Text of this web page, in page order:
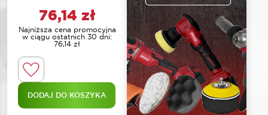
76,14 zł
Najniższa cena promocyjna
w ciągu ostatnich 30 dni:
76,14 zł
DODAJ DO KOSZYKA